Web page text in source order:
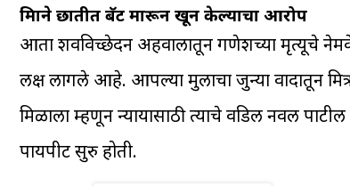
मित्राने छातीत बॅट मारून खून केल्याचा आरोप
आता शवविच्छेदन अहवालातून गणेशच्या मृत्यूचे
लक्ष लागले आहे. आपल्या मुलाचा जुन्या वादातून
मिळाला म्हणून न्यायासाठी त्याचे वडिल नवल
पायपीट सुरु होती.